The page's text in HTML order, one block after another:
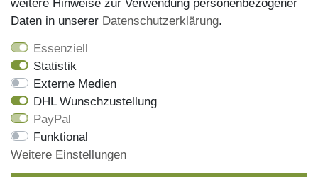
Versand
Wir haben alle Artikel auf Lager und liefern mit unserem
Versandpartner DHL
Bestellungen die bis 13 Uhr eingehen, werden noch am
gleichen Tag versendet, die Sendungsnummer erhalen Sie
weitere Hinweise zur Verwendung personenbezogener
Daten in unserer Daten­schutz­erklärung.
Essenziell
Statistik
Externe Medien
DHL Wunschzustellung
PayPal
Funktional
Weitere Einstellungen